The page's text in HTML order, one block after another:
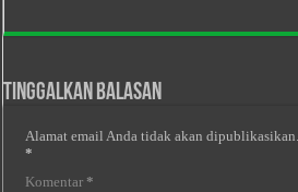
Tinggalkan Balasan
Alamat email Anda tidak akan dipublikasikan.
*
Komentar *